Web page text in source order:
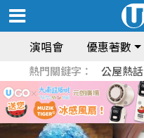
演唱會 優惠著數
熱門關鍵字： 公屋熱話